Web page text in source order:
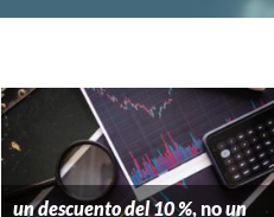
un descuento del 10 %, noun